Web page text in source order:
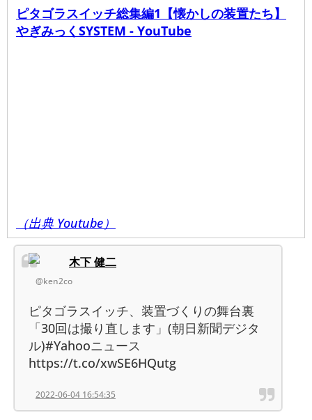
ピタゴラスイッチ総集編1【懐かしの装置たち】
やぎみっくSYSTEM - YouTube
（出典 Youtube）
木下 健二
@ken2co
ピタゴラスイッチ、装置づくりの舞台裏
「30回は撮り直します」(朝日新聞デジタ
ル)#Yahooニュース
https://t.co/xwSE6HQutg
2022-06-04 16:54:35